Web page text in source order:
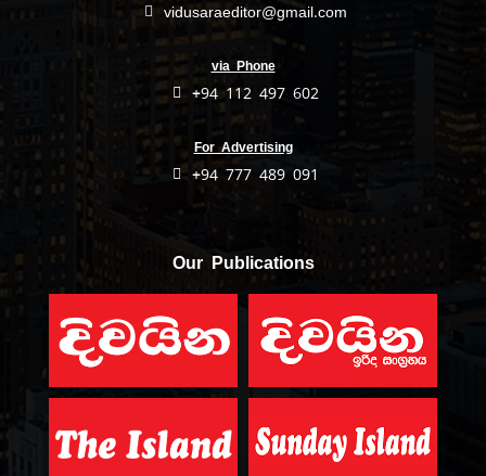
vidusaraeditor@gmail.com
via Phone
+94 112 497 602
For Advertising
+94 777 489 091
Our Publications